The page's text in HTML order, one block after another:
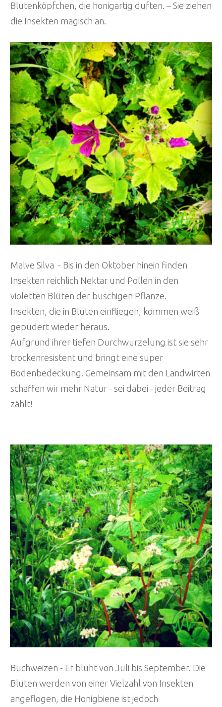
Blütenköpfchen, die honigartig duften. – Sie ziehen
die Insekten magisch an.
Malve Silva - Bis in den Oktober hinein finden
Insekten reichlich Nektar und Pollen in den
violetten Blüten der buschigen Pflanze.
Insekten, die in Blüten einfliegen, kommen weiß
gepudert wieder heraus.
Aufgrund ihrer tiefen Durchwurzelung ist sie sehr
trockenresistent und bringt eine super
Bodenbedeckung. Gemeinsam mit den Landwirten
schaffen wir mehr Natur - sei dabei - jeder Beitrag
zählt!
Buchweizen - Er blüht von Juli bis September. Die
Blüten werden von einer Vielzahl von Insekten
angeflogen, die Honigbiene ist jedoch